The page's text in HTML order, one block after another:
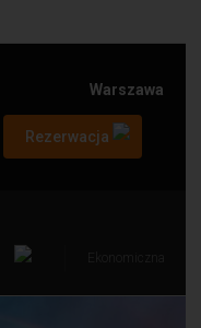
Warszawa
Rezerwacja